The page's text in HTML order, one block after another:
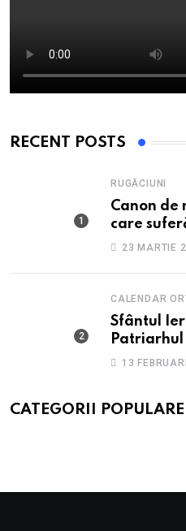
RECENT POSTS
RUGĂCIUNI
Canon de
care
anxietate
23 MARTIE
CALENDAR
Sfântul
13
CATEGORII POPULARE